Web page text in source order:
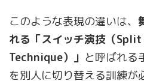
このような表現の違いは、
れる「スイッチ演技（
Technique）」 と呼ばれる
を別人に切り替える訓練が